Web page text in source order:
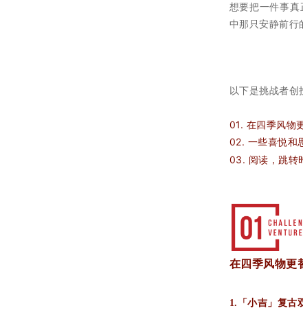
想要把一件事
中那只安静前
以下是挑战者创
01. 在四季风物
02. 一些喜悦和
03. 阅读，跳转
在四季风物更
1. 「小吉」复